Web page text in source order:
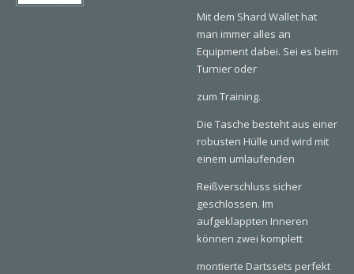
Mit dem Shard Wallet hat
man immer alles an
Equipment dabei. Sei es beim
Turnier oder
zum Training.
Die Tasche besteht aus einer
robusten Hülle und wird mit
einem umlaufenden
Reißverschluss sicher
geschlossen. Im
aufgeklappten Inneren
können zwei komplett
montierte Dartssets perfekt